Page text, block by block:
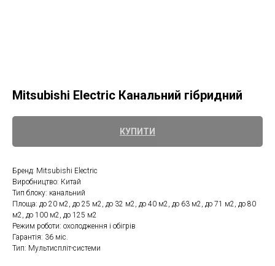
Mitsubishi Electric Канальний гібридний
КУПИТИ
Бренд: Mitsubishi Electric
Виробництво: Китай
Тип блоку: канальний
Площа: до 20 м2, до 25 м2, до 32 м2, до 40 м2, до 63 м2, до 71 м2, до 80
м2, до 100 м2, до 125 м2
Режим роботи: охолодження і обігрів
Гарантія: 36 міс.
Тип: Мультиспліт-системи